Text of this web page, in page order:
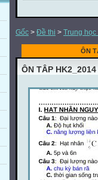
Gốc > Đề thi > Trung
ÔN
ÔN TÂP HK2_2014